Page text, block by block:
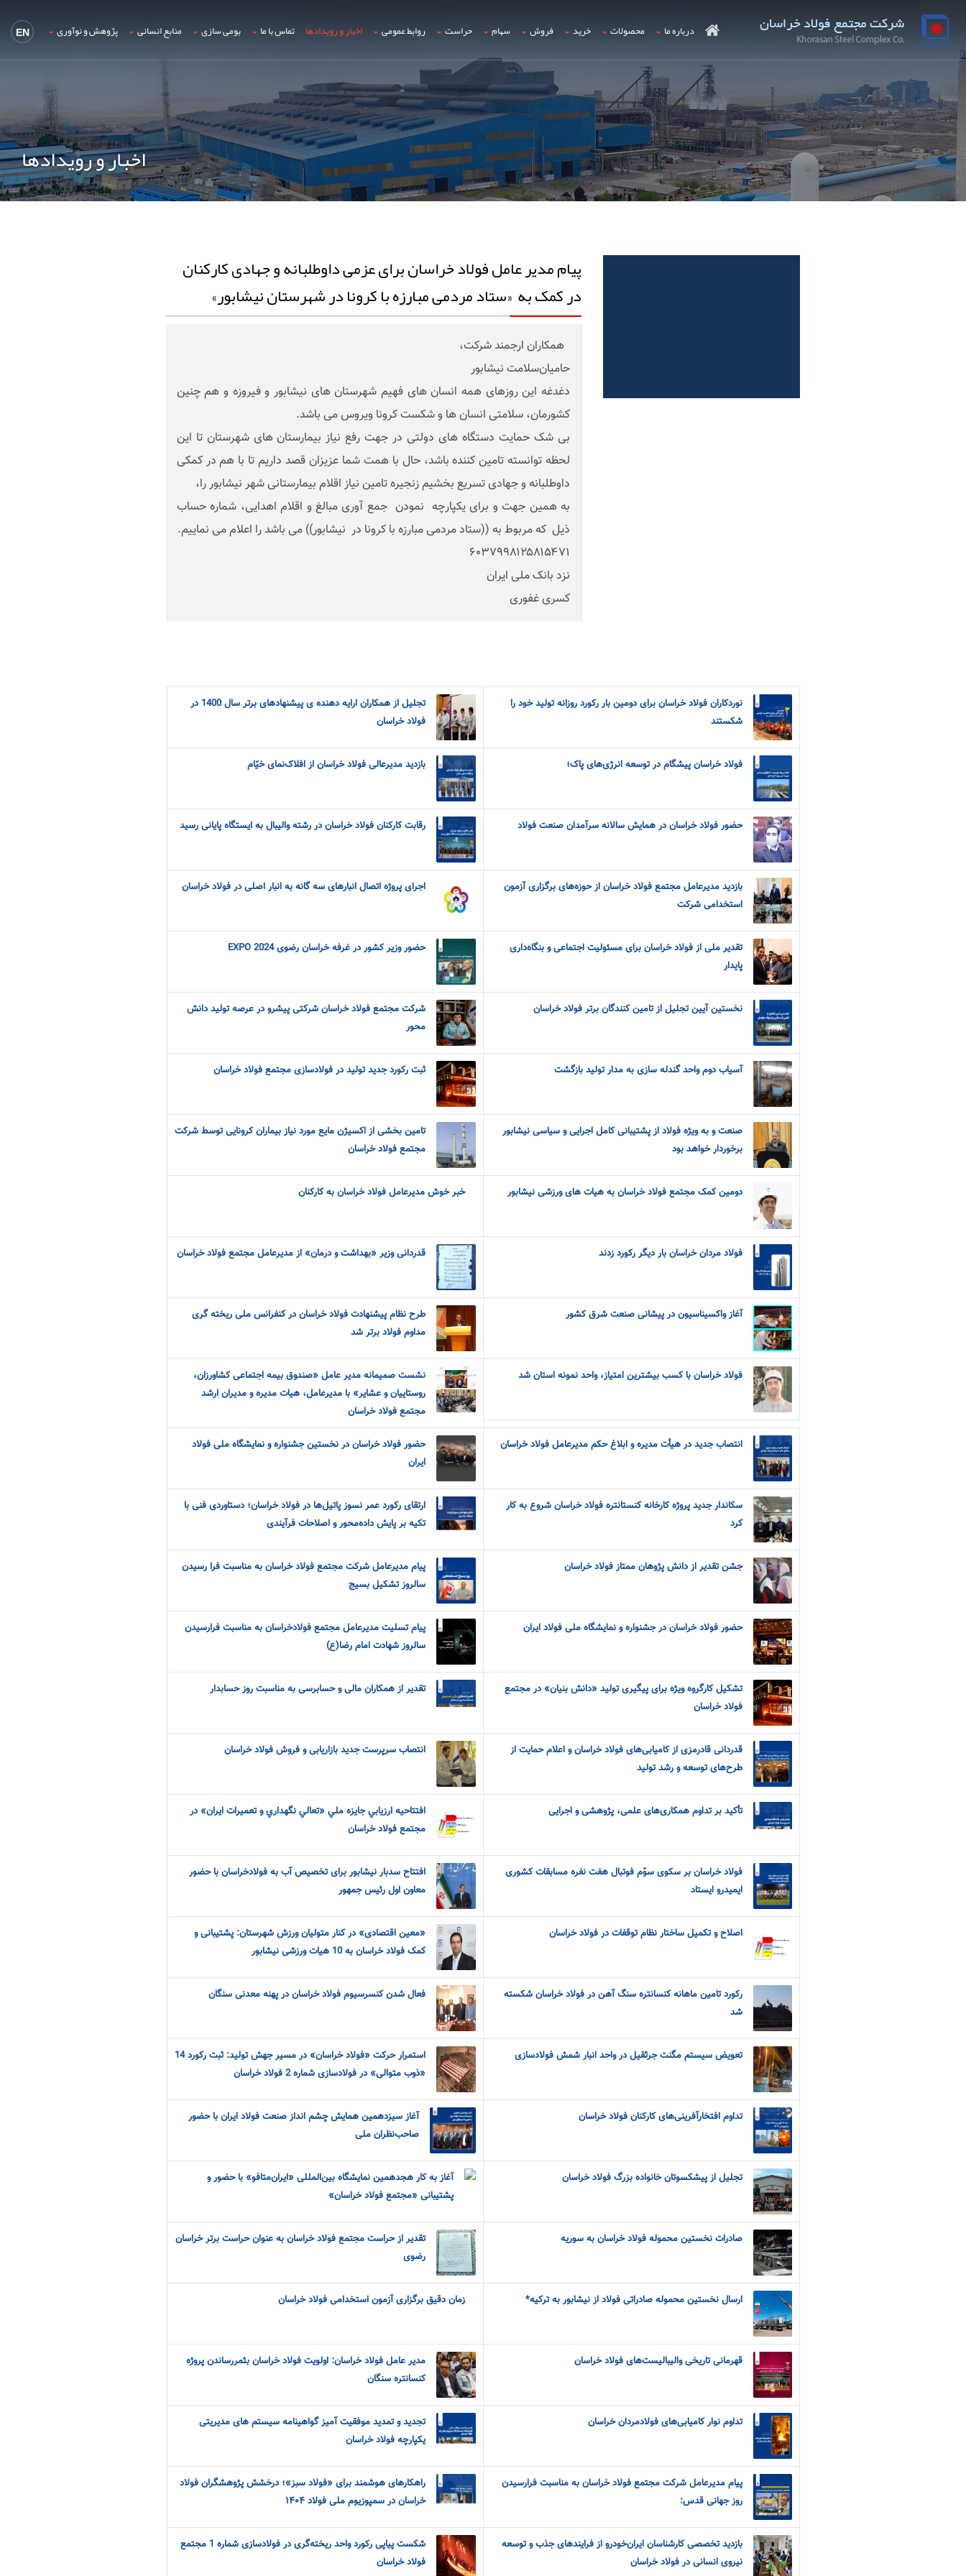
EN درباره ما محصولات خرید فروش سهام حراست روابط عمومی اخبار و رویدادها تماس با ما بومی سازی منابع انسانی پژوهش و نوآوری
اخبار و رویدادها
پیام مدیر عامل فولاد خراسان برای عزمی داوطلبانه و جهادی کارکنان
در کمک به «ستاد مردمی مبارزه با کرونا در شهرستان نیشابور»
همکاران ارجمند شرکت،
حامیان‌سلامت نیشابور
دغدغه این روزهای همه انسان های فهیم شهرستان های نیشابور و فیروزه و هم چنین
کشورمان، سلامتی انسان ها و شکست کرونا ویروس می باشد.
بی شک حمایت دستگاه های دولتی در جهت رفع نیاز بیمارستان های شهرستان تا این
لحظه توانسته تامین کننده باشد، حال با همت شما عزیزان قصد داریم تا با هم در کمکی
داوطلبانه و جهادی تسریع بخشیم زنجیره تامین نیاز اقلام بیمارستانی شهر نیشابور را،
به همین جهت و برای یکپارچه نمودن جمع آوری مبالغ و اقلام اهدایی، شماره حساب
ذیل که مربوط به ((ستاد مردمی مبارزه با کرونا در نیشابور)) می باشد را اعلام می نماییم.
۶۰۳۷۹۹۸۱۲۵۸۱۵۴۷۱
نزد بانک ملی ایران
کسری غفوری
نوردکاران فولاد خراسان برای دومین بار رکورد روزانه تولید خود را
شکستند
تجلیل از همکاران ارایه دهنده ی پیشنهادهای برتر سال 1400 در
فولاد خراسان
فولاد خراسان پیشگام در توسعه انرژی‌های پاک؛ بازدید مدیرعالی فولاد خراسان از افلاک‌نمای خیّام
حضور فولاد خراسان در همایش سالانه سرآمدان صنعت فولاد رقابت کارکنان فولاد خراسان در رشته والیبال به ایستگاه پایانی رسید
بازدید مدیرعامل مجتمع فولاد خراسان از حوزه‌های برگزاری آزمون
استخدامی شرکت
اجرای پروژه اتصال انبارهای سه گانه به انبار اصلی در فولاد خراسان
تقدیر ملی از فولاد خراسان برای مسئولیت اجتماعی و بنگاه‌داری
پایدار
حضور وزیر کشور در غرفه خراسان رضوی EXPO 2024
نخستین آیین تجلیل از تامین کنندگان برتر فولاد خراسان
شرکت مجتمع فولاد خراسان شرکتی پیشرو در عرصه تولید دانش
محور
آسیاب دوم واحد گندله سازی به مدار تولید بازگشت ثبت رکورد جدید تولید در فولادسازی مجتمع فولاد خراسان
صنعت و به ویژه فولاد از پشتیبانی کامل اجرایی و سیاسی نیشابور
برخوردار خواهد بود
تامین بخشی از اکسیژن مایع مورد نیاز بیماران کرونایی توسط شرکت
مجتمع فولاد خراسان
دومین کمک مجتمع فولاد خراسان به هیات های ورزشی نیشابور خبر خوش مدیرعامل فولاد خراسان به کارکنان
فولاد مردان خراسان بار دیگر رکورد زدند قدردانی وزیر «بهداشت و درمان» از مدیرعامل مجتمع فولاد خراسان
آغاز واکسیناسیون در پیشانی صنعت شرق کشور
طرح نظام پیشنهادت فولاد خراسان در کنفرانس ملی ریخته گری
مداوم فولاد برتر شد
فولاد خراسان با کسب بیشترین امتیاز، واحد نمونه استان شد
نشست صمیمانه مدیر عامل «صندوق بیمه اجتماعی کشاورزان،
روستاییان و عشایر» با مدیرعامل، هیات مدیره و مدیران ارشد
مجتمع فولاد خراسان
انتصاب جدید در هیأت مدیره و ابلاغ حکم مدیرعامل فولاد خراسان
حضور فولاد خراسان در نخستین جشنواره و نمایشگاه ملی فولاد
ایران
سکاندار جدید پروژه کارخانه کنستانتره فولاد خراسان شروع به کار
کرد
ارتقای رکورد عمر نسوز پاتیل‌ها در فولاد خراسان؛ دستاوردی فنی با
تکیه بر پایش داده‌محور و اصلاحات فرآیندی
جشن تقدیر از دانش پژوهان ممتاز فولاد خراسان
پیام مدیرعامل شرکت مجتمع فولاد خراسان به مناسبت فرا رسیدن
سالروز تشکیل بسیج
حضور فولاد خراسان در جشنواره و نمایشگاه ملی فولاد ایران
پیام‌ ‌تسلیت مدیرعامل مجتمع فولاد‌خراسان به مناسبت‌ فرارسیدن
سالروز شهادت امام‌ رضا(ع)
تشکیل کارگروه ویژه برای پیگیری تولید «دانش بنیان» در مجتمع
فولاد خراسان
تقدیر از همکاران مالی و حسابرسی به مناسبت روز حسابدار
قدردانی قادرمزی از کامیابی‌های فولاد خراسان و اعلام حمایت از
طرح‌های توسعه و رشد تولید
انتصاب سرپرست جدید بازاریابی و فروش فولاد خراسان
تأکید بر تداوم همکاری‌های علمی، پژوهشی و اجرایی
افتتاحيه ارزيابي جايزه ملي «تعالي نگهداري و تعميرات ايران» در
مجتمع فولاد خراسان
فولاد خراسان بر سکوی سوّم فوتبال هفت نفره مسابقات کشوری
ایمیدرو ایستاد
افتتاح سدبار نیشابور برای تخصیص آب به فولادخراسان با حضور
معاون اول رئیس جمهور
اصلاح و تکمیل ساختار نظام توقفات در فولاد خراسان
«معین اقتصادی» در کنار متولیان ورزش شهرستان: پشتیبانی و
کمک فولاد خراسان به 10 هیات ورزشی نیشابور
رکورد تامین ماهانه کنسانتره سنگ آهن در فولاد خراسان شکسته
شد
فعال شدن کنسرسیوم فولاد خراسان در پهنه معدنی سنگان
تعویض سیستم مگنت جرثقیل در واحد انبار شمش فولادسازی
استمرار حرکت «فولاد خراسان» در مسیر جهش تولید: ثبت رکورد 14
«ذوب متوالی» در فولادسازی شماره 2 فولاد خراسان
تداوم افتخارآفرینی‌های کارکنان فولاد خراسان
آغاز سیزدهمین همایش چشم انداز صنعت فولاد ایران با حضور
صاحب‌نظران ملی
تجلیل از پیشکسوتان خانواده بزرگ فولاد خراسان
آغاز به کار هجدهمین نمایشگاه بین‌المللی «ایران‌متافو» با حضور و
پشتیبانی «مجتمع فولاد خراسان»
صادرات نخستین محموله فولاد خراسان به سوریه
تقدیر از حراست مجتمع فولاد خراسان به عنوان حراست برتر خراسان
رضوی
ارسال نخستین محموله صادراتی فولاد از نیشابور به ترکیه* زمان دقیق برگزاری آزمون استخدامی فولاد خراسان
قهرمانی تاریخی والیبالیست‌های فولاد خراسان
مدیر عامل فولاد خراسان: اولویت فولاد خراسان بثمررساندن پروژه
کنسانتره سنگان
تداوم نوار کامیابی‌های فولادمردان خراسان
تجدید و تمدید موفقیت آمیز گواهینامه سیستم های مدیریتی
یکپارچه فولاد خراسان
پیام مدیرعامل شرکت مجتمع فولاد خراسان به مناسبت فرارسیدن
روز جهانی قدس:
راهکارهای هوشمند برای «فولاد سبز»؛ درخشش پژوهشگران فولاد
خراسان در سمپوزیوم ملی فولاد ۱۴۰۴
بازدید تخصصی کارشناسان ایران‌خودرو از فرایندهای جذب و توسعه
نیروی انسانی در فولاد خراسان
شکست پیاپی رکورد واحد ریخته‌گری در فولادسازی شماره 1 مجتمع
فولاد خراسان